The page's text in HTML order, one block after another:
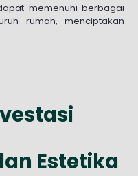
memenuhi berbagai
rumah, menciptakan
Estetika